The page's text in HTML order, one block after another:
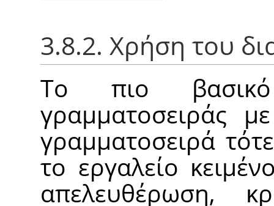
3.8.2. Χρήση του
Το πιο
γραμματοσειράς
γραμματοσειρά
το εργαλείο
απελευθέρωση,